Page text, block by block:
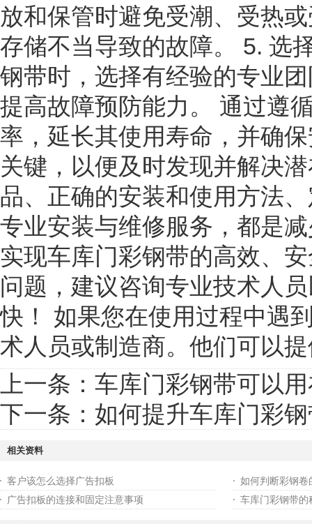
放和保管时避免受潮、受热
存储不当导致的故障。 5. 选
钢带时，选择有经验的专业
提高故障预防能力。 通过遵
率，延长其使用寿命，并确
关键，以便及时发现并解决
品、正确的安装和使用方法
专业安装与维修服务，都是
实现车库门彩钢带的高效、
问题，建议咨询专业技术人
快！ 如果您在使用过程中遇
术人员或制造商。他们可以
上一条： 车库门彩钢带可以
下一条： 如何提升车库门彩
相关资料
客户该怎么选择广告扣板
如何判断彩钢卷
广告扣板的连接和固定注意事项
车库门彩钢带的